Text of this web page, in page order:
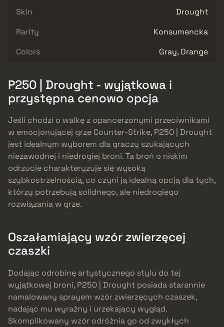
Skin
Drought
Rarity
Konsumencka
Colors
Gray, Orange
P250 | Drought - wyjątkowa i
przystępna cenowo opcja
Jeśli chodzi o walkę z opancerzonymi przeciwnikami
w emocjonującej grze Counter-Strike, P250 | Drought
jest idealnym wyborem dla graczy szukających
niezawodnej i niedrogiej broni. Ta broń o niskim
odrzucie charakteryzuje się wysoką
szybkostrzelnością, co czyni ją idealną opcją dla tych,
którzy potrzebują solidnego, ale niedrogiego
rozwiązania w grze.
Oszałamiający wzór zwierzęcej
czaszki
Dodając odrobinę artystycznego stylu do tej
wyjątkowej broni, P250 | Drought posiada starannie
namalowany sprayem wzór zwierzęcych czaszek,
nadając mu wyraźny i urzekający wygląd.
Skomplikowany wzór odróżnia go od zwykłych